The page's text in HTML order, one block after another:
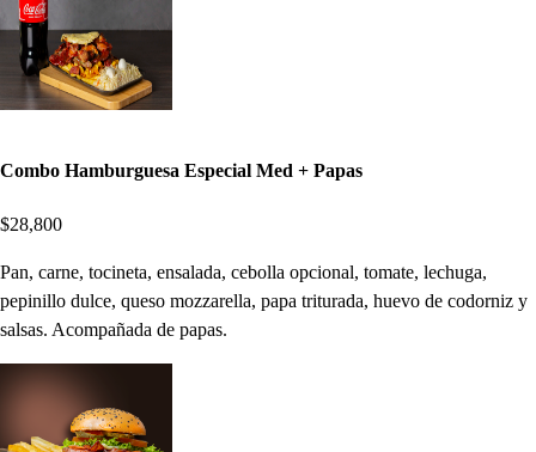
Combo Hamburguesa Especial Med + Papas
$28,800
Pan, carne, tocineta, ensalada, cebolla opcional, tomate, lechuga,
pepinillo dulce, queso mozzarella, papa triturada, huevo de codorniz y
salsas. Acompañada de papas.